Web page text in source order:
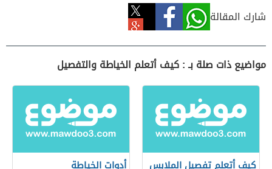
شارك المقالة
مواضيع ذات صلة بـ : كيف أتعلم الخياطة والتفصيل
كيف أتعلم تفصيل الملابس أدوات الخياطة